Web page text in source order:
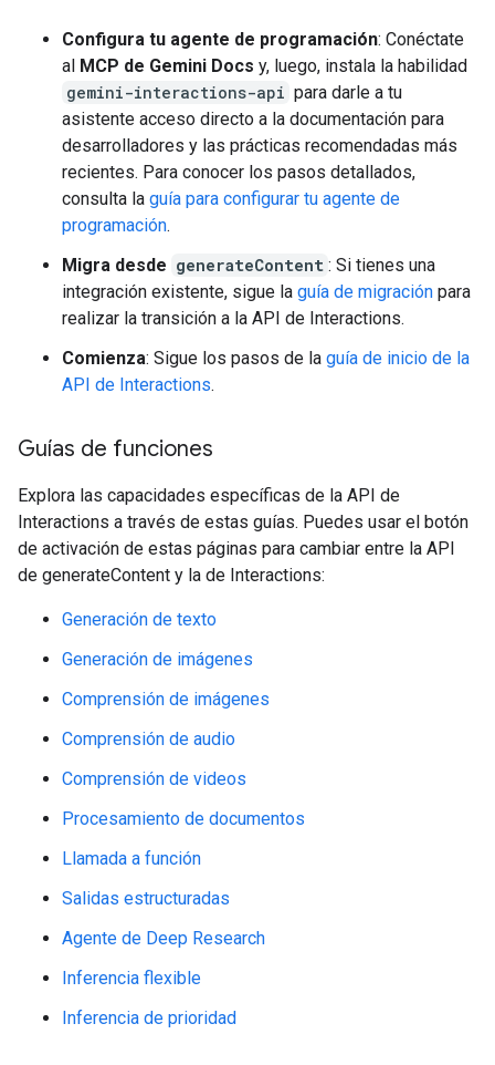
Configura tu agente de programación: Conéctate
al MCP de Gemini Docs y, luego, instala la habilidad
gemini-interactions-api para darle a tu
asistente acceso directo a la documentación para
desarrolladores y las prácticas recomendadas más
recientes. Para conocer los pasos detallados,
consulta la guía para configurar tu agente de
programación.
Migra desde generateContent : Si tienes una
integración existente, sigue la guía de migración para
realizar la transición a la API de Interactions.
Comienza: Sigue los pasos de la guía de inicio de la
API de Interactions.
Guías de funciones
Explora las capacidades específicas de la API de
Interactions a través de estas guías. Puedes usar el botón
de activación de estas páginas para cambiar entre la API
de generateContent y la de Interactions:
Generación de texto
Generación de imágenes
Comprensión de imágenes
Comprensión de audio
Comprensión de videos
Procesamiento de documentos
Llamada a función
Salidas estructuradas
Agente de Deep Research
Inferencia flexible
Inferencia de prioridad